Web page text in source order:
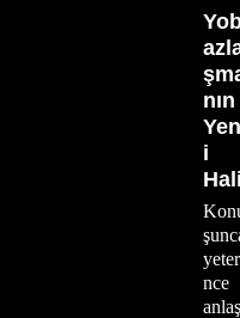
nın
Yen
i
Hali
nce
anlaş